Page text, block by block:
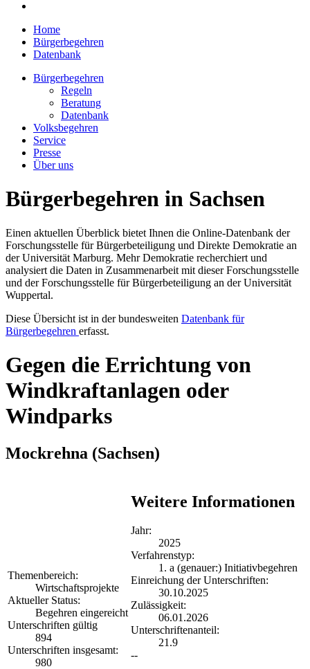
Home
Bürgerbegehren
Datenbank
Bürgerbegehren
Regeln
Beratung
Datenbank
Volksbegehren
Service
Presse
Über uns
Bürgerbegehren in Sachsen
Einen aktuellen Überblick bietet Ihnen die Online-Datenbank der
Forschungsstelle für Bürgerbeteiligung und Direkte Demokratie an
der Universität Marburg. Mehr Demokratie recherchiert und
analysiert die Daten in Zusammenarbeit mit dieser Forschungsstelle
und der Forschungsstelle für Bürgerbeteiligung an der Universität
Wuppertal.
Diese Übersicht ist in der bundesweiten Datenbank für
Bürgerbegehren erfasst.
Gegen die Errichtung von
Windkraftanlagen oder
Windparks
Mockrehna (Sachsen)
Themenbereich:
Wirtschaftsprojekte
Aktueller Status:
Begehren eingereicht
Unterschriften gültig
894
Unterschriften insgesamt:
980
Weitere Informationen
Jahr:
2025
Verfahrenstyp:
1. a (genauer:) Initiativbegehren
Einreichung der Unterschriften:
30.10.2025
Zulässigkeit:
06.01.2026
Unterschriftenanteil:
21.9
--